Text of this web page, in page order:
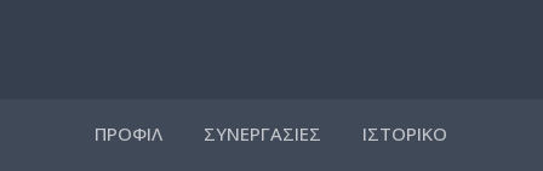
ΠΡΟΦΙΛ ΣΥΝΕΡΓΑΣΙΕΣ ΙΣΤΟΡΙΚΟ